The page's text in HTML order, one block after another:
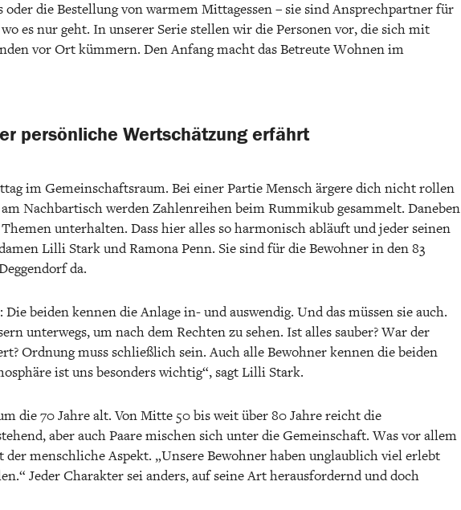
oder die Bestellung von warmem Mittagessen – sie sind Ansprechpartner für
es nur geht. In unserer Serie stellen wir die Personen vor, die sich mit
vor Ort kümmern. Den Anfang macht das Betreute Wohnen im
persönliche Wertschätzung erfährt
im Gemeinschaftsraum. Bei einer Partie Mensch ärgere dich nicht rollen
Nachbartisch werden Zahlenreihen beim Rummikub gesammelt. Daneben
unterhalten. Dass hier alles so harmonisch abläuft und jeder seinen
Lilli Stark und Ramona Penn. Sie sind für die Bewohner in den 83
da.
beiden kennen die Anlage in- und auswendig. Und das müssen sie auch.
unterwegs, um nach dem Rechten zu sehen. Ist alles sauber? War der
Ordnung muss schließlich sein. Auch alle Bewohner kennen die beiden
ist uns besonders wichtig“, sagt Lilli Stark.
die 70 Jahre alt. Von Mitte 50 bis weit über 80 Jahre reicht die
aber auch Paare mischen sich unter die Gemeinschaft. Was vor allem
menschliche Aspekt. „Unsere Bewohner haben unglaublich viel erlebt
Jeder Charakter sei anders, auf seine Art herausfordernd und doch